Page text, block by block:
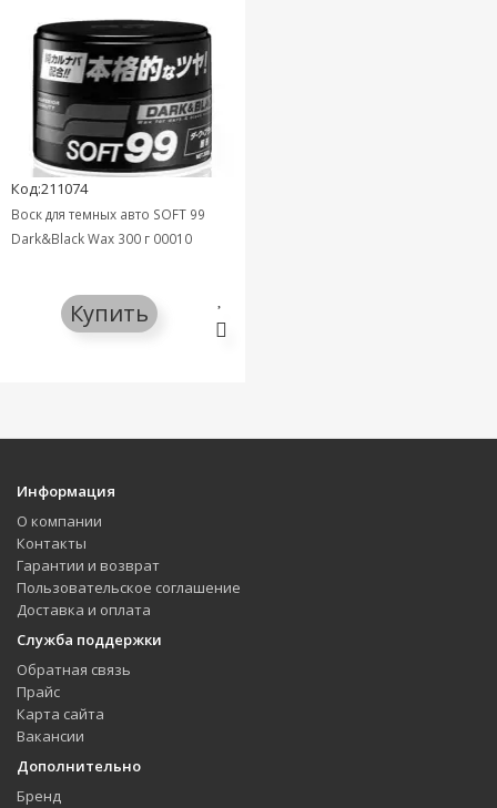
Код:211074
Воск для темных авто SOFT 99
Dark&Black Wax 300 г 00010
Купить
Информация
О компании
Контакты
Гарантии и возврат
Пользовательское соглашение
Доставка и оплата
Служба поддержки
Обратная связь
Прайс
Карта сайта
Вакансии
Дополнительно
Бренд